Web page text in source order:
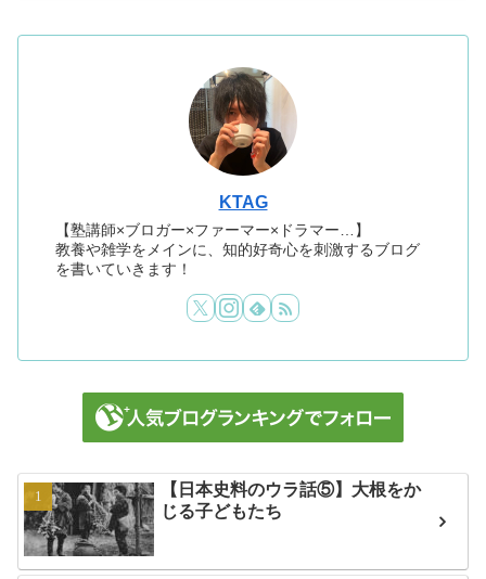
KTAG
【塾講師×ブロガー×ファーマー×ドラマー…】
教養や雑学をメインに、知的好奇心を刺激するブログ
を書いていきます！
【日本史料のウラ話⑤】大根をか
じる子どもたち